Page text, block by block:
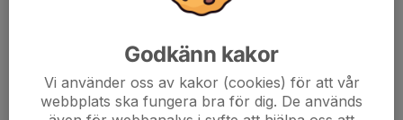
Hemmamatch 20/11
GVK-Helsingborg
Godkänn kakor
Vi använder oss av kakor (cookies) för att vår
webbplats ska fungera bra för dig. De används